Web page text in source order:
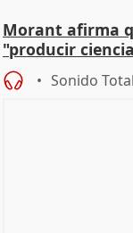
Morant afirma
"producir
Sonido